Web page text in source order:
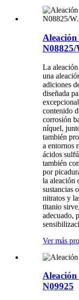
N08825/
La
una
adiciones
diseñada
contenido
corrosión
níquel,
también
a entornos
ácidos
también
por
la aleación
sustancias
nitratos y
titanio
adecuado,
Ver más
N09925